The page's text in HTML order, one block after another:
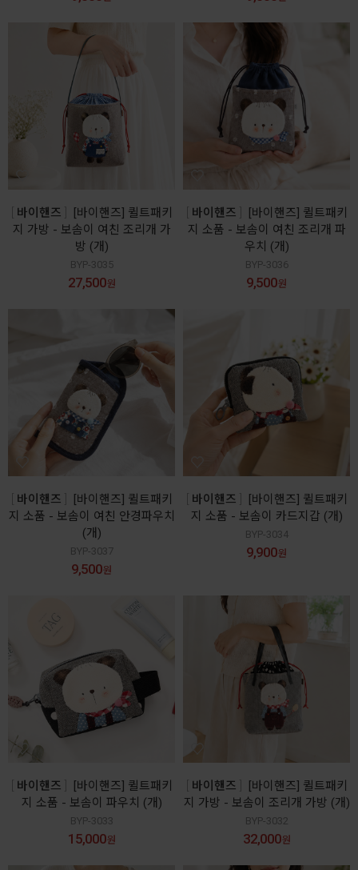
바이핸즈
[바이핸즈] 퀼트패키
지 가방 - 보솜이 여친 조리개 가
방 (개)
BYP-3035
27,500원
바이핸즈
[바이핸즈] 퀼트패키
지 소품 - 보솜이 여친 조리개 파
우치 (개)
BYP-3036
9,500원
바이핸즈
[바이핸즈] 퀼트패키
지 소품 - 보솜이 여친 안경파우치
(개)
BYP-3037
9,500원
바이핸즈
[바이핸즈] 퀼트패키
지 소품 - 보솜이 카드지갑 (개)
BYP-3034
9,900원
바이핸즈
[바이핸즈] 퀼트패키
지 소품 - 보솜이 파우치 (개)
BYP-3033
15,000원
바이핸즈
[바이핸즈] 퀼트패키
지 가방 - 보솜이 조리개 가방 (개)
BYP-3032
32,000원